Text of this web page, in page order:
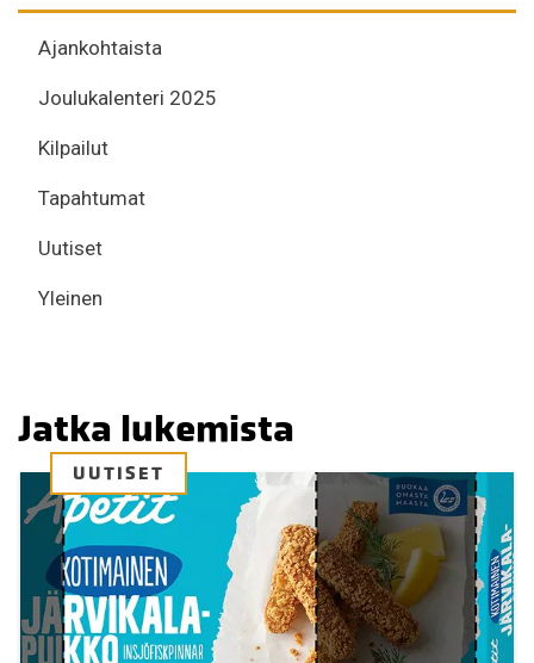
Ajankohtaista
Joulukalenteri 2025
Kilpailut
Tapahtumat
Uutiset
Yleinen
Jatka lukemista
UUTISET